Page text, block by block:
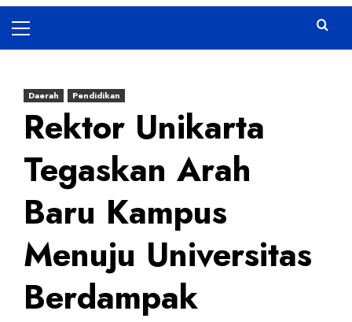
Menu
Daerah Pendidikan
Rektor Unikarta
Tegaskan Arah
Baru Kampus
Menuju Universitas
Berdampak